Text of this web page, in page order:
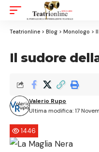
Teatrionline > Blog > Monologo >
Il sudore
Ultima modifica: 17
Valerio Rupo
1446